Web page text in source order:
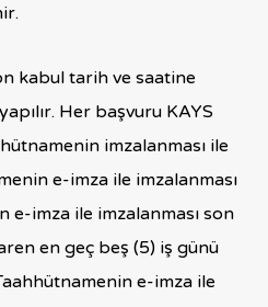
kabul tarih ve saatine
Her başvuru KAYS
imzalanması ile
e-imza ile imzalanması
e-imza ile imzalanması son
en geç beş (5) iş günü
e-imza ile